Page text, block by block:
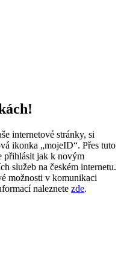
internetové stránky, si
ikonka „mojeID“. Přes tuto
přihlásit jak k novým
služeb na českém internetu.
možnosti v komunikaci
naleznete zde.